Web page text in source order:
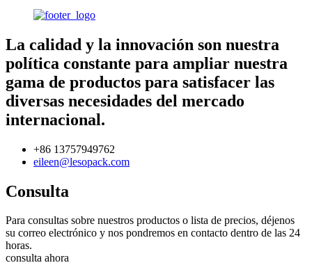
La calidad y la innovación son nuestra
política constante para ampliar nuestra
gama de productos para satisfacer las
diversas necesidades del mercado
internacional.
+86 13757949762
eileen@lesopack.com
Consulta
Para consultas sobre nuestros productos o lista de precios, déjenos
su correo electrónico y nos pondremos en contacto dentro de las 24
horas.
consulta ahora